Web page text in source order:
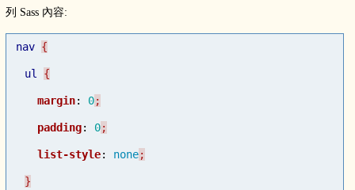
列 Sass 內容:
nav
ul
margin: 0
padding: 0
list-style: none